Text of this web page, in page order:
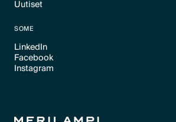
Text Link
Uutiset
SOME
LinkedIn
Text Link
Facebook
Text Link
Instagram